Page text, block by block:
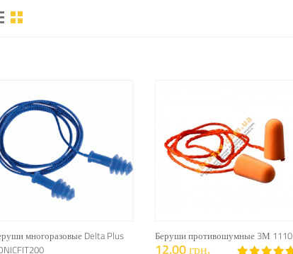
многоразовые Delta Plus
Беруши противошумные 3М 1110
12.00 грн.